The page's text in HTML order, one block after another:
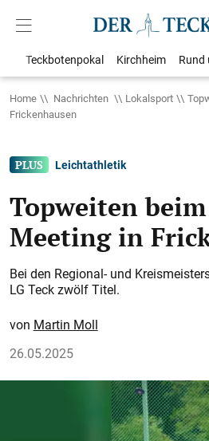
Teckbotenpokal Kirchheim Rund
Home Nachrichten Lokalsport
Frickenhausen
Leichtathletik
Topweiten
Meeting in
Bei den Regional- und
LG Teck zwölf Titel.
Martin Moll
26.05.2025